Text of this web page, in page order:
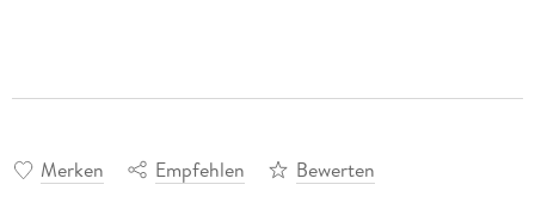
Merken Empfehlen Bewerten